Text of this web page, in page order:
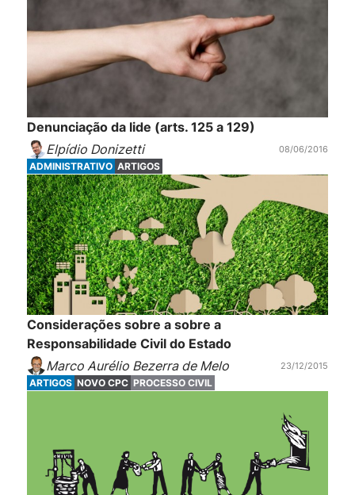
Denunciação da lide (arts. 125 a 129)
Elpídio Donizetti
08/06/2016
ADMINISTRATIVO ARTIGOS
Considerações sobre a sobre a
Responsabilidade Civil do Estado
Marco Aurélio Bezerra de Melo
23/12/2015
ARTIGOS NOVO CPC PROCESSO CIVIL